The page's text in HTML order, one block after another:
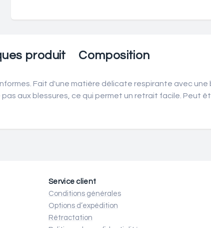
produit Composition
Fait d'une matière délicate respirante avec
aux blessures, ce qui permet un retrait facile. Peut
Service client
Conditions générales
Options d’expédition
Rétractation